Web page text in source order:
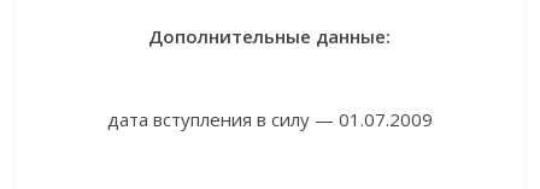
Дополнительные данные:
дата вступления в силу — 01.07.2009